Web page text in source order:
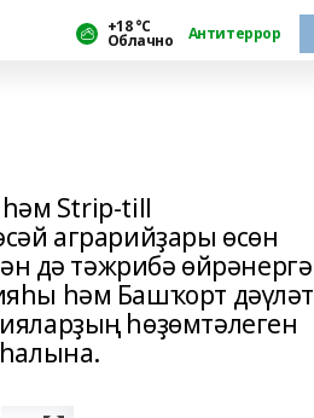
+18 °С
Облачно Антитеррор
һәм Strip-till
аграрийҙары өсөн
дә тәжрибә өйрәнергә
һәм Башҡорт дәүләт
һөҙөмтәлеген